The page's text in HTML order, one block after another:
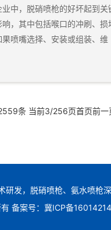
中，脱硝喷枪的好坏起到
，其中包括喉口的冲刷、
喷嘴选择、安装或组装、维
条 当前3/256页首页前一
发，脱硝喷枪、氨水喷枪
备案号：冀ICP备